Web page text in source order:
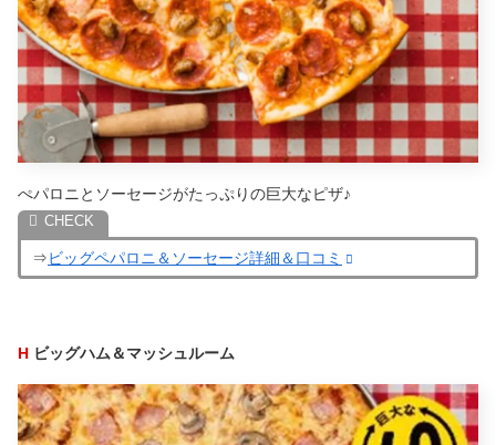
ぺパロニとソーセージがたっぷりの巨大なピザ♪
⇒ビッグペパロニ＆ソーセージ詳細＆口コミ
H ビッグハム＆マッシュルーム